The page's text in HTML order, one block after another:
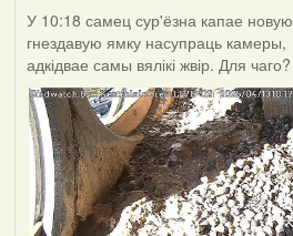
У 10:18 самец сур'ёзна капае новую
гнездавую ямку насупраць камеры,
адкідвае самы вялікі жвір. Для чаго?